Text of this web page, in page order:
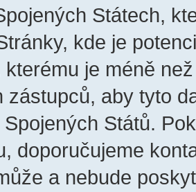
Státech,
kde je
kterému je méně
zástupců, aby tyto
Států.
doporučujeme
a nebude